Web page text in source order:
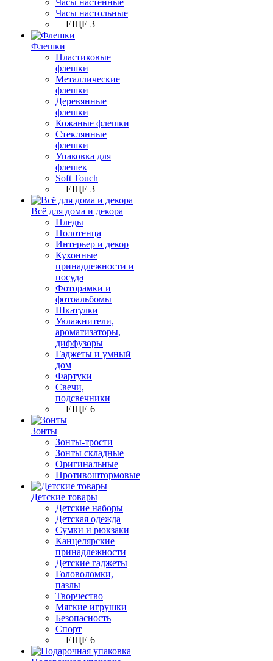
Часы настенные
Часы настольные
+ ЕЩЕ 3
Флешки
Пластиковые
флешки
Металлические
флешки
Деревянные
флешки
Кожаные флешки
Стеклянные
флешки
Упаковка для
флешек
Soft Touch
+ ЕЩЕ 3
Всё для дома и декора
Пледы
Полотенца
Интерьер и декор
Кухонные
принадлежности и
посуда
Фоторамки и
фотоальбомы
Шкатулки
Увлажнители,
ароматизаторы,
диффузоры
Гаджеты и умный
дом
Фартуки
Свечи,
подсвечники
+ ЕЩЕ 6
Зонты
Зонты-трости
Зонты складные
Оригинальные
Противоштормовые
Детские товары
Детские наборы
Детская одежда
Сумки и рюкзаки
Канцелярские
принадлежности
Детские гаджеты
Головоломки,
пазлы
Творчество
Мягкие игрушки
Безопасность
Спорт
+ ЕЩЕ 6